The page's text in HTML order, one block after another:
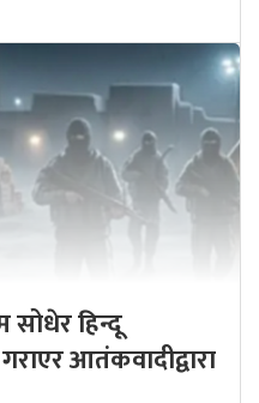
हिन्दू
आतंकवादीद्वारा